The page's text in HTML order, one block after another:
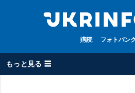
購読 フォトバン
もっと見る ☰